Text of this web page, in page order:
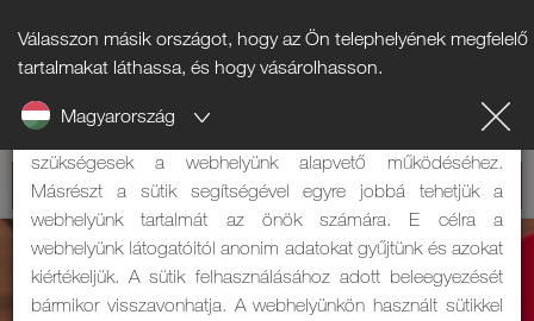
Válasszon másik országot, hogy az Ön telephelyének megfelelő
tartalmakat láthassa, és hogy vásárolhasson.
Magyarország
Tájékoztató a sütikről
A weboldalunk sütiket használ. Két feladatuk van: Egyrészt
szükségesek a webhelyünk alapvető működéséhez.
Másrészt a sütik segítségével egyre jobbá tehetjük a
webhelyünk tartalmát az önök számára. E célra a
webhelyünk látogatóitól anonim adatokat gyűjtünk és azokat
kiértékeljük. A sütik felhasználásához adott beleegyezését
bármikor visszavonhatja. A webhelyünkön használt sütikkel